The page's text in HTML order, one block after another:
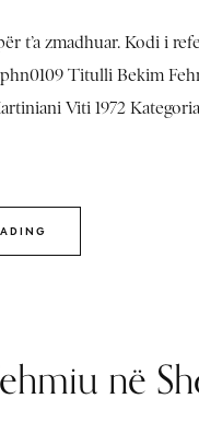
t’a zmadhuar. Kodi i
Titulli Bekim
Viti 1972
në